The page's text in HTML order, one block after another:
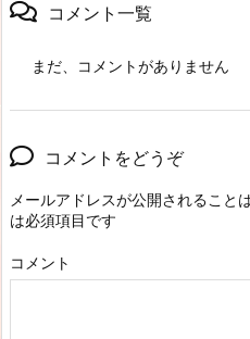
コメント一覧
まだ、コメントがありません
コメントをどうぞ
メールアドレスが公開されること
は必須項目です
コメント